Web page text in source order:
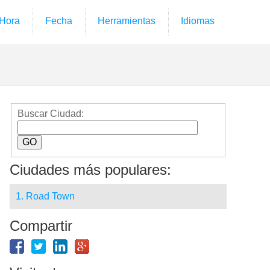
Hora Fecha Herramientas Idiomas
Buscar Ciudad:
Ciudades más populares:
1. Road Town
Compartir